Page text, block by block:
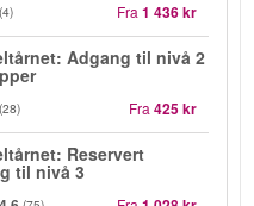
(4) Fra 1 436 kr
Adgang til nivå 2
(28) Fra 425 kr
Reservert
til nivå 3